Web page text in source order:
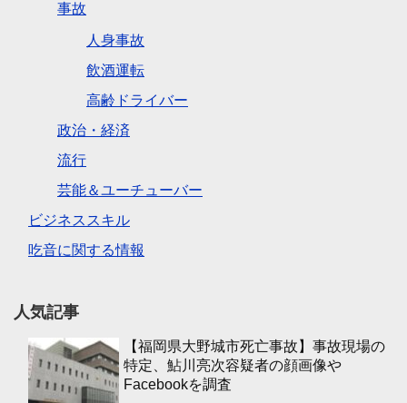
事故
人身事故
飲酒運転
高齢ドライバー
政治・経済
流行
芸能＆ユーチューバー
ビジネススキル
吃音に関する情報
人気記事
【福岡県大野城市死亡事故】事故現場の
特定、鮎川亮次容疑者の顔画像や
Facebookを調査